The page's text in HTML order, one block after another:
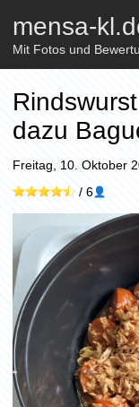
mensa-
Mit Fotos und
dazu
Freitag, 10. Oktober
/ 6